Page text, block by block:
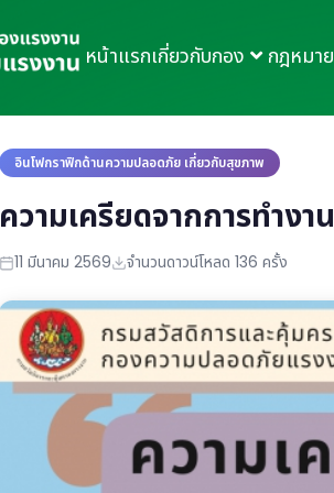
หน้าแรกเกี่ยวกับกอง กฎหมาย
อินโฟกราฟิกด้านความปลอดภัย เกี่ยวกับสุขภาพ
ความเครียดจากการทำงาน
11 มีนาคม 2569 จำนวนดาวน์โหลด 136 ครั้ง